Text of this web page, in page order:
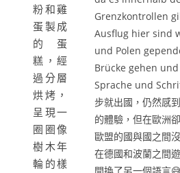
粉和雞
蛋製成
的蛋
糕，經
過分層
烘烤，
呈現一
圈圈像
樹木年
輪的樣